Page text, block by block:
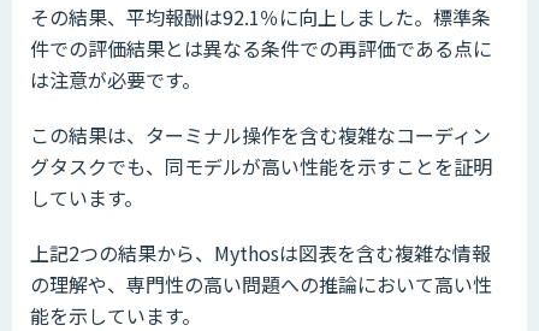
その結果、平均報酬は92.1％に向上しました。標準条
件での評価結果とは異なる条件での再評価である点に
は注意が必要です。
この結果は、ターミナル操作を含む複雑なコーディン
グタスクでも、同モデルが高い性能を示すことを証明
しています。
上記2つの結果から、Mythosは図表を含む複雑な情報
の理解や、専門性の高い問題への推論において高い性
能を示しています。